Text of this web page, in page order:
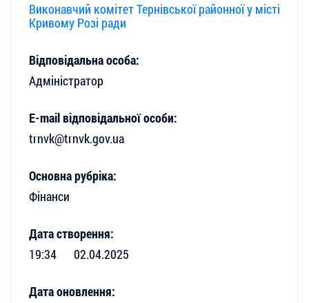
Виконавчий комітет Тернівської районної у місті
Кривому Розі ради
Відповідальна особа:
Адміністратор
E-mail відповідальної особи:
trnvk@trnvk.gov.ua
Основна рубріка:
Фінанси
Дата створення:
19:34
02.04.2025
Дата оновлення: